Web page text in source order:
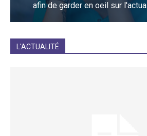
afin de garder en oeil sur
L'ACTUALITÉ